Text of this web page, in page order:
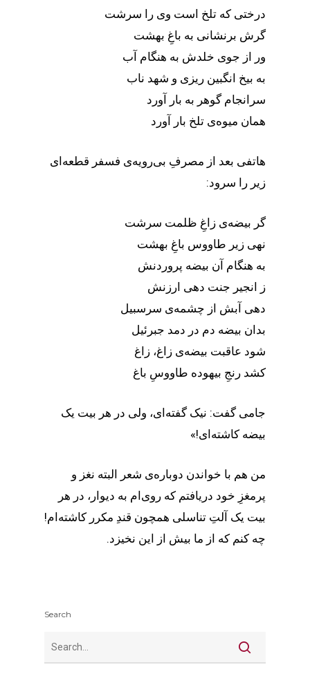
درختی که تلخ است وی را سرشت
گرش برنشانی به باغِ بهشت
ور از جوی خلدش به هنگام آب
به بیخ انگبین ریزی و شهد ناب
سرانجام گوهر به بار آورد
همان میوه‌ی تلخ بار آورد
هاتفی بعد از مصرفِ‌ بی‌رویه‌ی فسفر قطعه‌ای
زیر را سرود:
گر بیضه‌ی زاغِ ظلمت سرشت
نهی زیر طاووس باغِ بهشت
به هنگام آن بیضه پروردنش
ز انجیر جنت دهی ارزنش
دهی آبش از چشمه‌ی سرسبیل
بدان بیضه دم در دمد جبرئیل
شود عاقبت بیضه‌ی زاغ، زاغ
کشد رنجِ بیهوده طاووسِ باغ
جامی گفت: نیک گفته‌ای، ولی در هر بیت یک
بیضه کاشته‌ای!»
من هم با خواندن دوباره‌ی شعر البته نغز و
پرمغزِ خود دریافتم که روی‌ام به دیوار، در هر
بیت یک آلتِ تناسلی همچون قندِ مکرر کاشته‌ام!
چه کنم که از ما بیش از این نخیزد.
Search